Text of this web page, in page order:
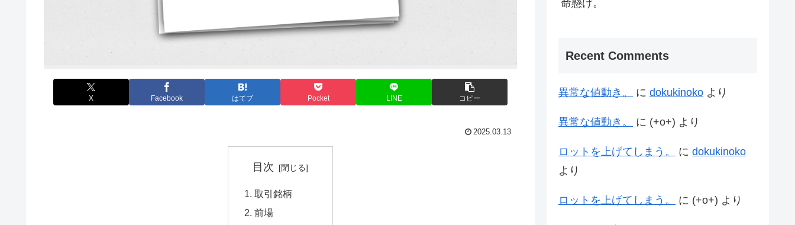
X Facebook はてブ Pocket LINE コピー
2025.03.13
目次
取引銘柄
前場
命懸け。
Recent Comments
異常な値動き。 に dokukinoko より
異常な値動き。 に (+o+) より
ロットを上げてしまう。 に dokukinoko
より
ロットを上げてしまう。 に (+o+) より